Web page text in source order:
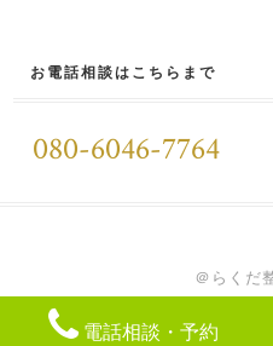
お電話相談はこちらまで
080-6046-7764
電話相談・予約
＠らくだ